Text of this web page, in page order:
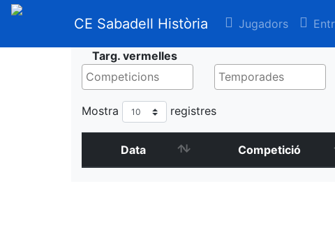
CE Sabadell Història Jugadors
Targ. vermelles
Mostra registres
Data Competició